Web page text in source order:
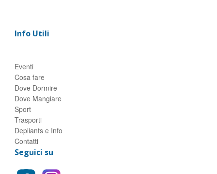
Info Utili
Eventi
Cosa fare
Dove Dormire
Dove Mangiare
Sport
Trasporti
Depliants e Info
Contatti
Seguici su